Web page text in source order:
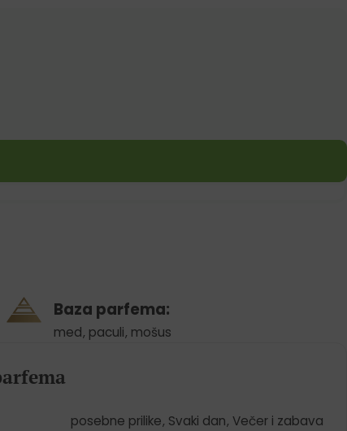
Baza parfema:
med, paculi, mošus
posebne prilike, Svaki dan, Večer i zabava